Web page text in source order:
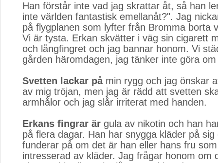
Han förstår inte vad jag skrattar åt, så han
inte världen fantastisk emellanåt?". Jag
på flygplanen som lyfter från Bromma borta
Vi är tysta. Erkan skvätter i väg sin cigarett
och långfingret och jag bannar honom. Vi
gården häromdagen, jag tänker inte göra
Svetten lackar påmin rygg och jag önskar
av mig tröjan, men jag är rädd att svetten
armhålor och jag slår irriterat med handen.
Erkans fingrar är gula av nikotin och han
på flera dagar. Han har snygga kläder på sig
funderar på om det är han eller hans fru
intresserad av kläder. Jag frågar honom om